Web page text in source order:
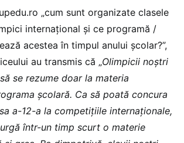
„cum sunt organizate clasele
internațional și ce programă /
acestea în timpul anului școlar?”,
au transmis că „Olimpicii noștri
se rezume doar la materia
școlară. Ca să poată concura
a-12-a la competițiile internaționale,
într-un timp scurt o materie